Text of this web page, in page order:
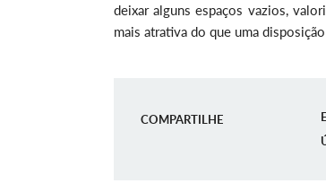
deixar alguns espaços vazios,
mais atrativa do que uma
COMPARTILHE